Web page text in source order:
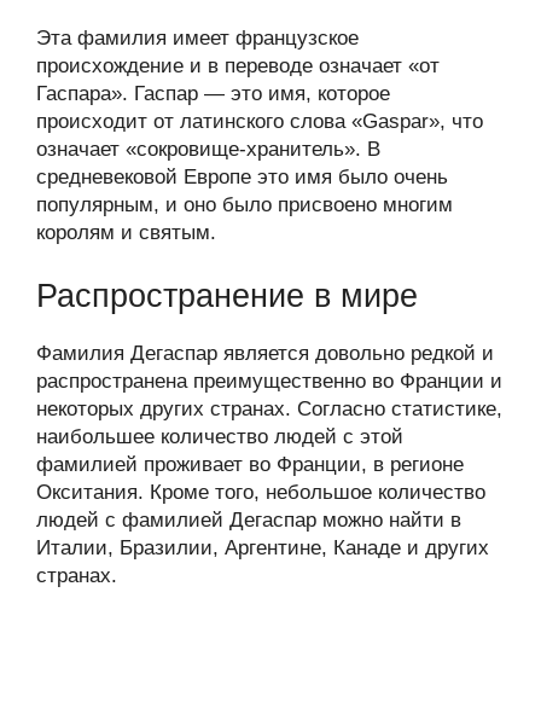
Эта фамилия имеет французское
происхождение и в переводе означает «от
Гаспара». Гаспар — это имя, которое
происходит от латинского слова «Gaspar», что
означает «сокровище-хранитель». В
средневековой Европе это имя было очень
популярным, и оно было присвоено многим
королям и святым.
Распространение в мире
Фамилия Дегаспар является довольно редкой и
распространена преимущественно во Франции и
некоторых других странах. Согласно статистике,
наибольшее количество людей с этой
фамилией проживает во Франции, в регионе
Окситания. Кроме того, небольшое количество
людей с фамилией Дегаспар можно найти в
Италии, Бразилии, Аргентине, Канаде и других
странах.